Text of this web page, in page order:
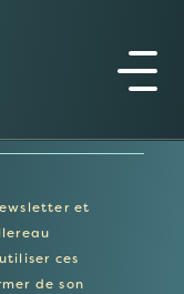
et
ces
de son